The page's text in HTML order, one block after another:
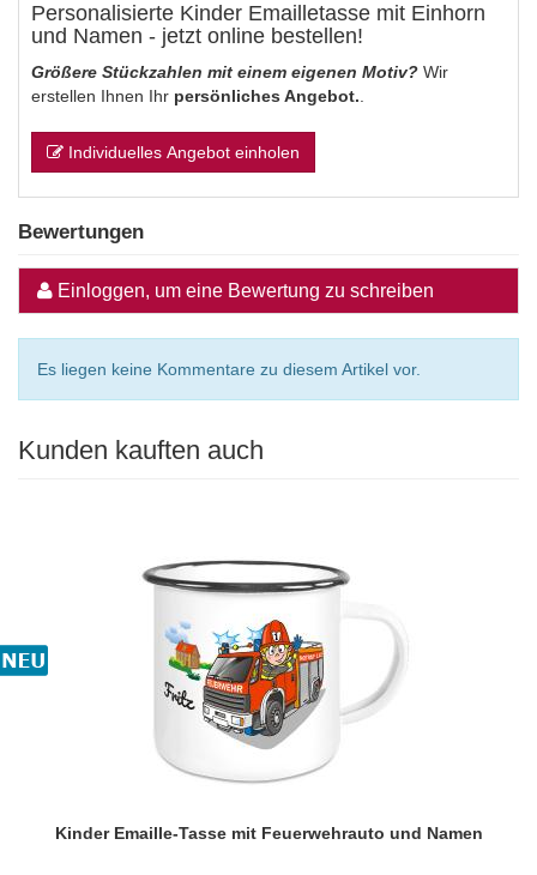
Personalisierte Kinder Emailletasse mit Einhorn
und Namen - jetzt online bestellen!
Größere Stückzahlen mit einem eigenen Motiv? Wir
erstellen Ihnen Ihr persönliches Angebot.
Individuelles Angebot einholen
Bewertungen
Einloggen, um eine Bewertung zu schreiben
Es liegen keine Kommentare zu diesem Artikel vor.
Kunden kauften auch
Kinder Emaille-Tasse mit Feuerwehrauto und Namen